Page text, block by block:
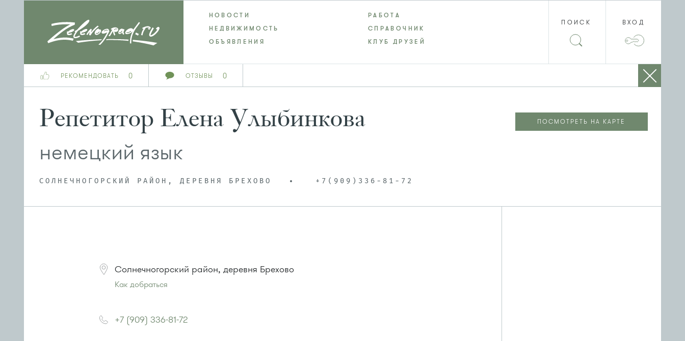
РЕКОМЕНДОВАТЬ 0 ОТЗЫВЫ 0
НОВОСТИ
РАБОТА
НЕДВИЖИМОСТЬ
СПРАВОЧНИК
ОБЪЯВЛЕНИЯ
КЛУБ ДРУЗЕЙ
ПОИСК ВХОД
Репетитор Елена Улыбинкова
немецкий язык
СОЛНЕЧНОГОРСКИЙ РАЙОН, ДЕРЕВНЯ БРЕХОВО +7(909)336-81-72
ПОСМОТРЕТЬ НА КАРТЕ
Солнечногорский район, деревня Брехово
Как добраться
Автобус № 366.
Маршрутка 707м
+7 (909) 336-81-72